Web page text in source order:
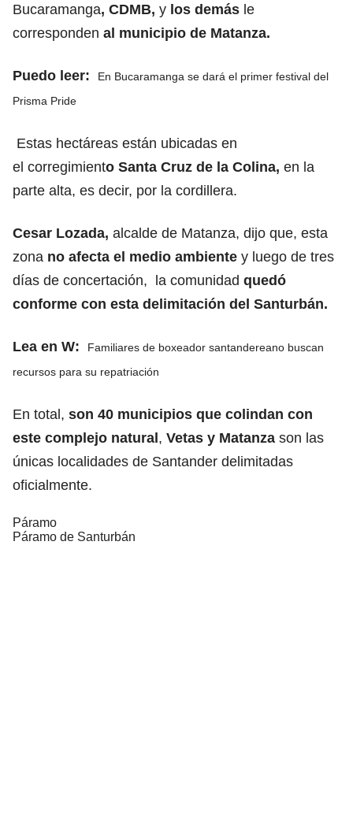
Bucaramanga, CDMB, y los demás le
corresponden al municipio de Matanza.
Puedo leer:
En Bucaramanga se dará el primer festival del
Prisma Pride
Estas hectáreas están ubicadas en
el corregimiento Santa Cruz de la Colina, en la
parte alta, es decir, por la cordillera.
Cesar Lozada, alcalde de Matanza, dijo que, esta
zona no afecta el medio ambiente y luego de tres
días de concertación, la comunidad quedó
conforme con esta delimitación del Santurbán.
Lea en W:
Familiares de boxeador santandereano buscan
recursos para su repatriación
En total, son 40 municipios que colindan con
este complejo natural, Vetas y Matanza son las
únicas localidades de Santander delimitadas
oficialmente.
Páramo
Páramo de Santurbán